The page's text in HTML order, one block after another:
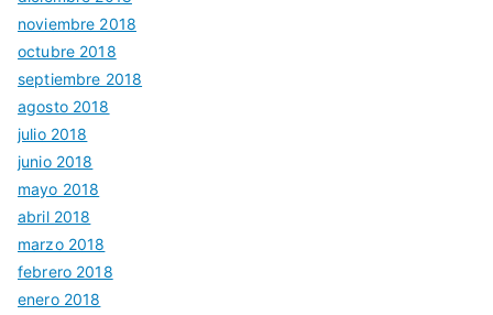
noviembre 2018
octubre 2018
septiembre 2018
agosto 2018
julio 2018
junio 2018
mayo 2018
abril 2018
marzo 2018
febrero 2018
enero 2018